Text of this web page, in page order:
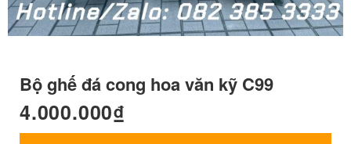
Bộ ghế đá cong hoa văn kỹ C99
4.000.000₫